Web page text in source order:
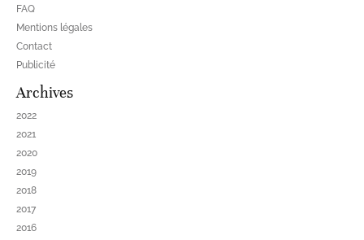
FAQ
Mentions légales
Contact
Publicité
Archives
2022
2021
2020
2019
2018
2017
2016